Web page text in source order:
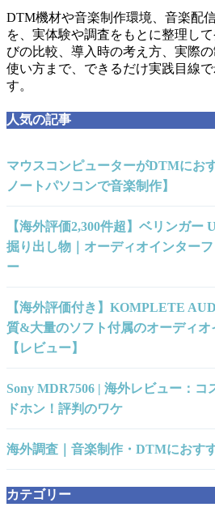
DTM機材や音楽制作環境、音楽配
を、実体験や調査をもとに整理し
びの比較、導入時の考え方、実際
使い方まで、できるだけ実践目線
す。
人気の記事
マウスコンピューターがDTMにお
ノートパソコンで音楽制作】
【海外評価2,300件超】ベリンガー
掘り出し物｜オーディオインター
ー
【海外評価付き】KOMPLETE
質&大量のソフト付属のオーディオ
【レビュー】
Sony MDR7506 | 海外レビュー：コ
ドホン！評判のワケ
海外調査｜音楽制作・DTMにおす
カテゴリー